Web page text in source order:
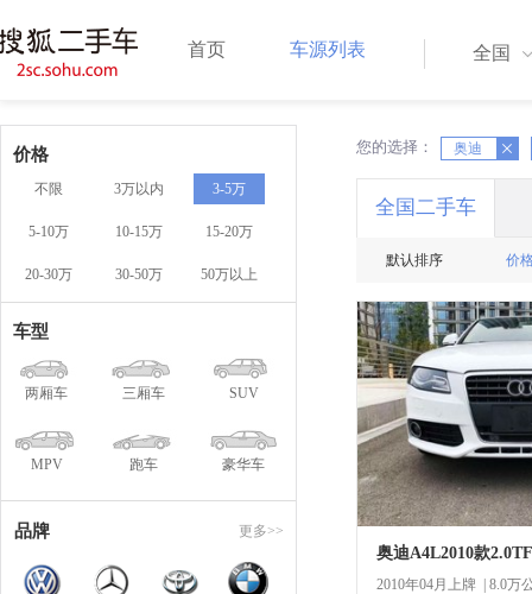
首页 车源列表 全国
价格
不限 3万以内 3-5万
5-10万 10-15万 15-20万
20-30万 30-50万 50万以上
车型
两厢车 三厢车 SUV
MPV 跑车 豪华车
品牌 更多>>
您的选择： 奥迪
X X
全国二手车
默认排序 价
一口
奥迪A4L2010款
2010年04月上牌 | 8.0万